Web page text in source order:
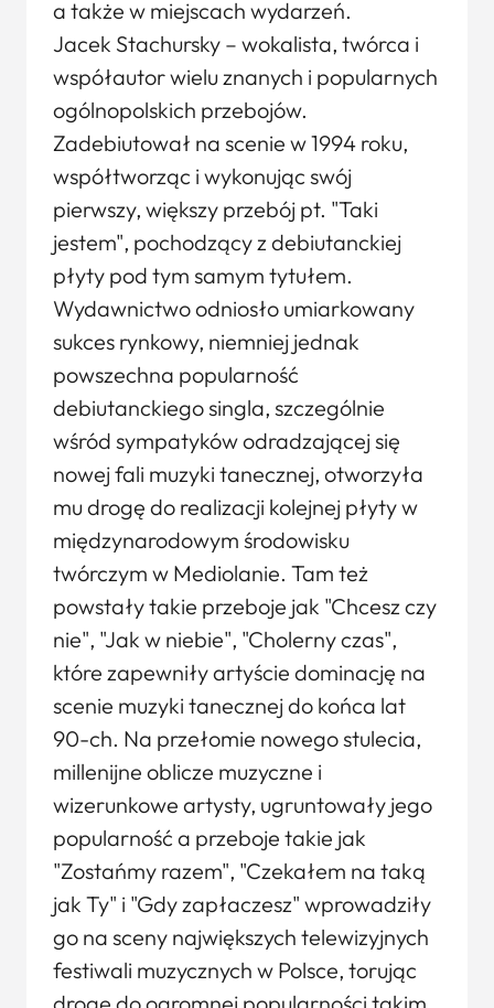
a także w miejscach wydarzeń.
Jacek Stachursky – wokalista, twórca i
współautor wielu znanych i popularnych
ogólnopolskich przebojów.
Zadebiutował na scenie w 1994 roku,
współtworząc i wykonując swój
pierwszy, większy przebój pt. "Taki
jestem", pochodzący z debiutanckiej
płyty pod tym samym tytułem.
Wydawnictwo odniosło umiarkowany
sukces rynkowy, niemniej jednak
powszechna popularność
debiutanckiego singla, szczególnie
wśród sympatyków odradzającej się
nowej fali muzyki tanecznej, otworzyła
mu drogę do realizacji kolejnej płyty w
międzynarodowym środowisku
twórczym w Mediolanie. Tam też
powstały takie przeboje jak "Chcesz czy
nie", "Jak w niebie", "Cholerny czas",
które zapewniły artyście dominację na
scenie muzyki tanecznej do końca lat
90-ch. Na przełomie nowego stulecia,
millenijne oblicze muzyczne i
wizerunkowe artysty, ugruntowały jego
popularność a przeboje takie jak
"Zostańmy razem", "Czekałem na taką
jak Ty" i "Gdy zapłaczesz" wprowadziły
go na sceny największych telewizyjnych
festiwali muzycznych w Polsce, torując